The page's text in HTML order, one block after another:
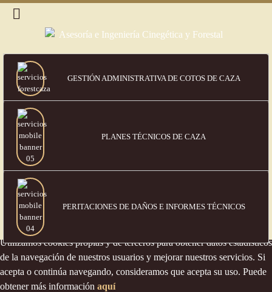
GESTIÓN ADMINISTRATIVA DE COTOS DE CAZA
PLANES TÉCNICOS DE CAZA
PERITACIONES DE DAÑOS E INFORMES TÉCNICOS
Política de cookies
Utilizamos cookies propias y de terceros para obtener datos estadísticos
de la navegación de nuestros usuarios y mejorar nuestros servicios. Si
acepta o continúa navegando, consideramos que acepta su uso. Puede
obtener más información aquí